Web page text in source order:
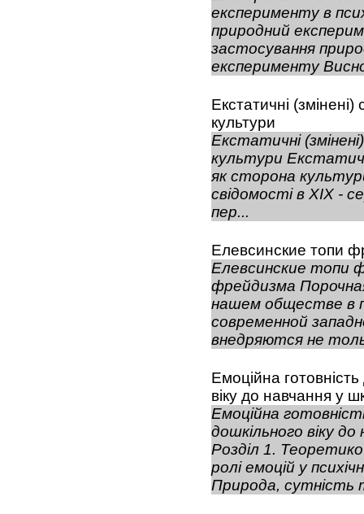
експерименту в
природний
застосування
експерименту
Екстатичні
культури
Екстатичні
культури
як сторона
свідомості в XIX -
пер...
Елевсинские топи
Елевсинские топи
фрейдизма
нашем обществе в
современной
внедряются не
Емоційна
віку до навчання у
Емоційна
дошкільного віку
Розділ 1.
ролі емоцій у
Природа, сутність